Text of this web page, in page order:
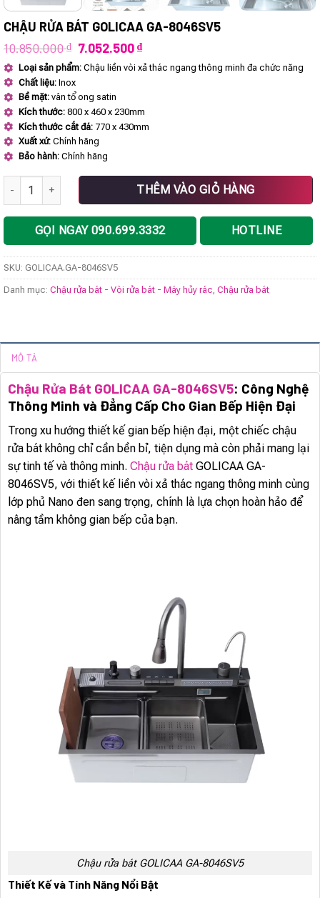
CHẬU RỬA BÁT GOLICAA GA-8046SV5
10.850.000₫ Giá
gốc
là:
7.052.500₫Giá
hiện
tại
Loại sản phẩm: Chậu liền vòi xả thác ngang thông minh đa chức năng
Chất liệu: Inox
Bề mặt: vân tổ ong satin
Kích thước: 800 x 460 x 230mm
Kích thước cắt đá: 770 x 430mm
Xuất xứ: Chính hãng
Bảo hành: Chính hãng
Chậu rửa bát GOLICAA GA-8046SV5 số lượng
THÊM VÀO GIỎ HÀNG
GỌI NGAY 090.699.3332 HOTLINE
SKU: GOLICAA.GA-8046SV5
Danh mục: Chậu rửa bát - Vòi rửa bát - Máy hủy rác Chậu rửa bát
MÔ TẢ
Chậu Rửa Bát GOLICAA GA-8046SV5: Công Nghệ
Thông Minh và Đẳng Cấp Cho Gian Bếp Hiện Đại
Trong xu hướng thiết kế gian bếp hiện đại, một chiếc chậu
rửa bát không chỉ cần bền bỉ, tiện dụng mà còn phải mang lại
sự tinh tế và thông minh. Chậu rửa bát GOLICAA GA-
8046SV5, với thiết kế liền vòi xả thác ngang thông minh cùng
lớp phủ Nano đen sang trọng, chính là lựa chọn hoàn hảo để
nâng tầm không gian bếp của bạn.
Chậu rửa bát GOLICAA GA-8046SV5
Thiết Kế và Tính Năng Nổi Bật